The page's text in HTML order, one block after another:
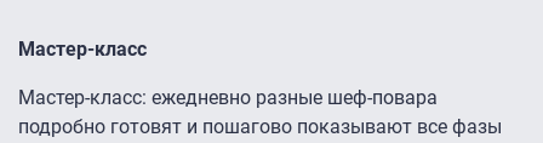
Мастер-класс
Мастер-класс: ежедневно разные шеф-повара
подробно готовят и пошагово показывают все фазы